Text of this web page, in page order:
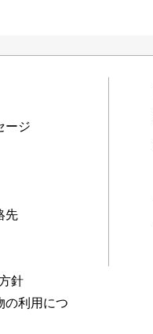
ージ
先
針
の利用につ